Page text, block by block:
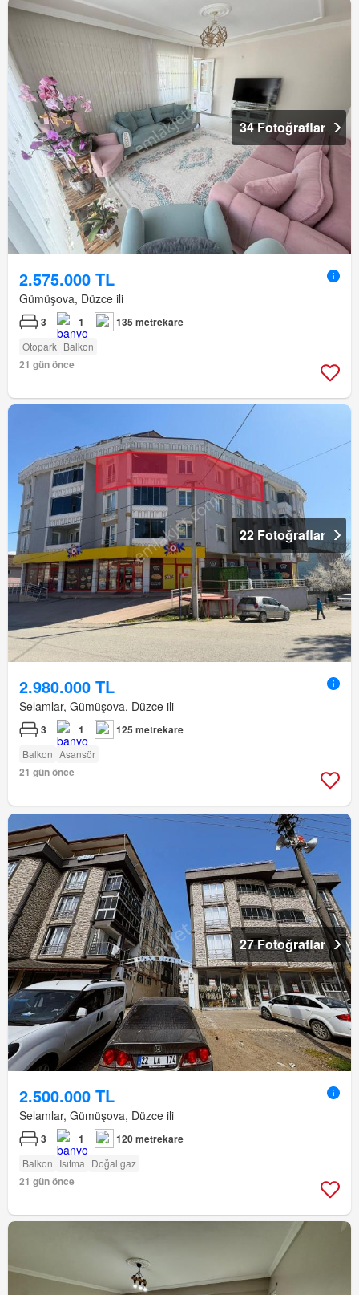
34 Fotoğraflar
2.575.000 TL
Gümüşova, Düzce ili
3 1 135 metrekare
Otopark Balkon
21 gün önce
22 Fotoğraflar
2.980.000 TL
Selamlar, Gümüşova, Düzce ili
3 1 125 metrekare
Balkon Asansör
21 gün önce
27 Fotoğraflar
2.500.000 TL
Selamlar, Gümüşova, Düzce ili
3 1 120 metrekare
Balkon Isıtma Doğal gaz
21 gün önce